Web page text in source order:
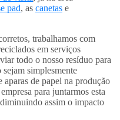
pad, as canetas e
trabalhamos com
em serviços
todo o nosso resíduo para
sejam simplesmente
de papel na produção
para juntarmos esta
assim o impacto